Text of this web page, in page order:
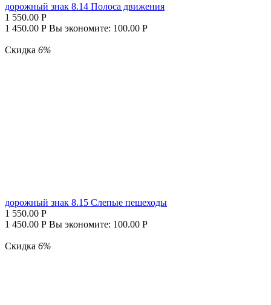
дорожный знак 8.14 Полоса движения
1 550.00 Р
1 450.00 Р Вы экономите: 100.00 Р
Скидка 6%
дорожный знак 8.15 Слепые пешеходы
1 550.00 Р
1 450.00 Р Вы экономите: 100.00 Р
Скидка 6%